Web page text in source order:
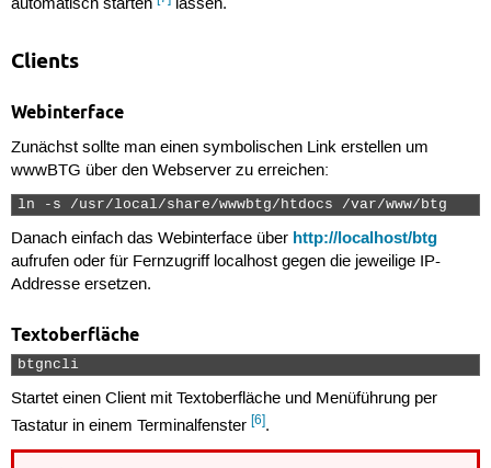
automatisch starten
lassen.
Clients
Webinterface
Zunächst sollte man einen symbolischen Link erstellen um
wwwBTG über den Webserver zu erreichen:
ln -s /usr/local/share/wwwbtg/htdocs /var/www/btg
Danach einfach das Webinterface über http://localhost/btg
aufrufen oder für Fernzugriff localhost gegen die jeweilige IP-
Addresse ersetzen.
Textoberfläche
btgncli
Startet einen Client mit Textoberfläche und Menüführung per
Tastatur in einem Terminalfenster [6].